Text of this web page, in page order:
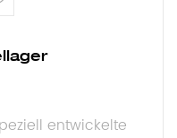
entwickelte